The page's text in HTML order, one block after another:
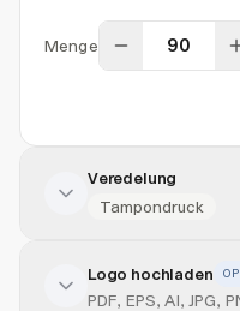
Menge
Veredelung
Tampondruck
Veredelung hinzufügen
Logo hochladen
PDF, EPS, AI, JPG,